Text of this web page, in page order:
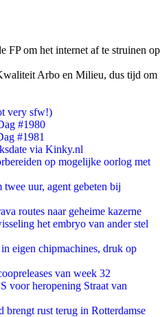
om het internet af te struinen op
Arbo en Milieu, dus tijd om
very sfw!)
#1980
#1981
via Kinky.nl
op mogelijke oorlog met
uur, agent gebeten bij
routes naar geheime kazerne
het embryo van ander stel
eigen chipmachines, druk op
van week 32
voor heropening Straat van
brengt rust terug in Rotterdamse